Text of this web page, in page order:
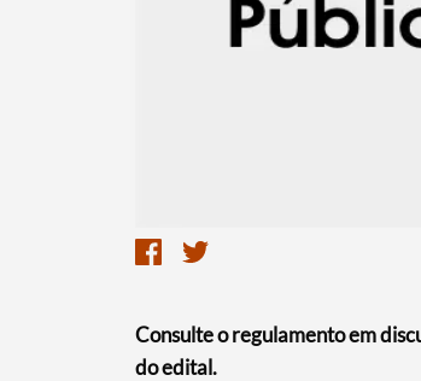
Consulte o regulamento em
do edital.